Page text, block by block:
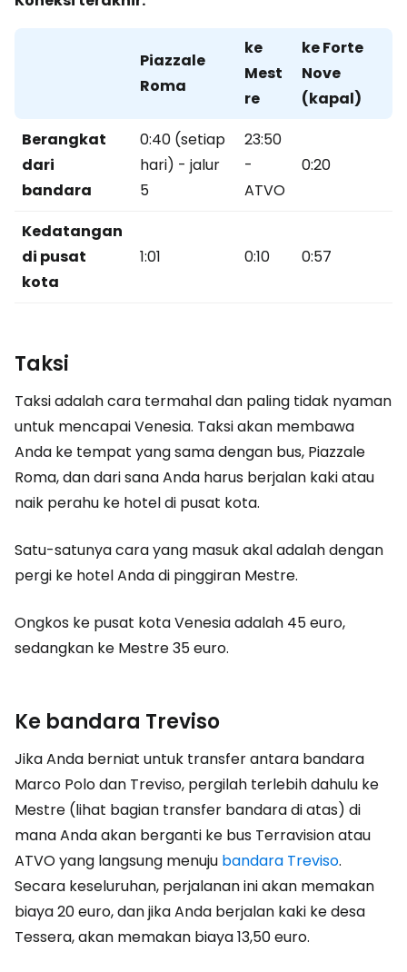
Piazzale
Roma
ke
Mest
re
ke Forte
Nove
(kapal)
Berangkat
dari
bandara
0:40 (setiap
hari) - jalur
5
23:50
-
ATVO
0:20
Kedatangan
di pusat
kota
1:01 0:10 0:57
Taksi
Taksi adalah cara termahal dan paling tidak nyaman
untuk mencapai Venesia. Taksi akan membawa
Anda ke tempat yang sama dengan bus, Piazzale
Roma, dan dari sana Anda harus berjalan kaki atau
naik perahu ke hotel di pusat kota.
Satu-satunya cara yang masuk akal adalah dengan
pergi ke hotel Anda di pinggiran Mestre.
Ongkos ke pusat kota Venesia adalah 45 euro,
sedangkan ke Mestre 35 euro.
Ke bandara Treviso
Jika Anda berniat untuk transfer antara bandara
Marco Polo dan Treviso, pergilah terlebih dahulu ke
Mestre (lihat bagian transfer bandara di atas) di
mana Anda akan berganti ke bus Terravision atau
ATVO yang langsung menuju bandara Treviso.
Secara keseluruhan, perjalanan ini akan memakan
biaya 20 euro, dan jika Anda berjalan kaki ke desa
Tessera, akan memakan biaya 13,50 euro.